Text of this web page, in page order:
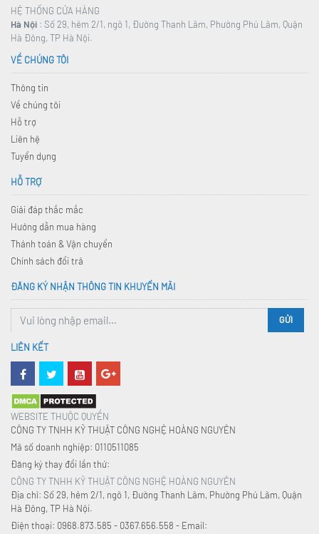
HỆ THỐNG CỬA HÀNG
Hà Nội : Số 29, hẻm 2/1, ngõ 1, Đường Thanh Lãm, Phường Phú Lãm, Quận
Hà Đông, TP Hà Nội.
VỀ CHÚNG TÔI
Thông tin
Về chúng tôi
Hỗ trợ
Liên hệ
Tuyển dụng
HỖ TRỢ
Giải đáp thắc mắc
Hướng dẫn mua hàng
Thánh toán & Vận chuyển
Chính sách đổi trả
ĐĂNG KÝ NHẬN THÔNG TIN KHUYẾN MÃI
GỬI
LIÊN KẾT
WEBSITE THUỘC QUYỀN
CÔNG TY TNHH KỸ THUẬT CÔNG NGHỆ HOÀNG NGUYÊN
Mã số doanh nghiệp: 0110511085
Đăng ký thay đổi lần thứ:
CÔNG TY TNHH KỸ THUẬT CÔNG NGHỆ HOÀNG NGUYÊN
Địa chỉ: Số 29, hẻm 2/1, ngõ 1, Đường Thanh Lãm, Phường Phú Lãm, Quận
Hà Đông, TP Hà Nội.
Điện thoại: 0968.873.585 - 0367.656.558 - Email: